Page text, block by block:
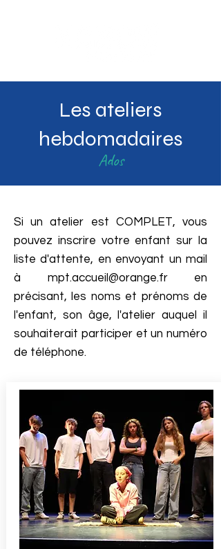
Les ateliers
hebdomadaires
Ados
Si un atelier est COMPLET, vous
pouvez inscrire votre enfant sur la
liste d'attente, en envoyant un mail
à mpt.accueil@orange.fren
précisant, les noms et prénoms de
l'enfant, son âge, l'atelier auquel il
souhaiterait participer et un numéro
de téléphone.